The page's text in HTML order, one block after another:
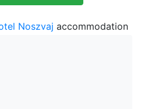
Noszvaj accommodation